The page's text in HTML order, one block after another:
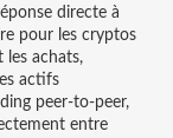
directe à
pour les cryptos
les achats,
actifs
peer-to-peer,
entre